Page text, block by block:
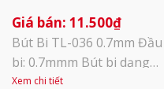
11.500₫
Bút Bi TL-036 0.7mm Đầu
bi: 0.7mmm Bút bi dạng
bấm khế, có grip (Grip
Xem chi tiết